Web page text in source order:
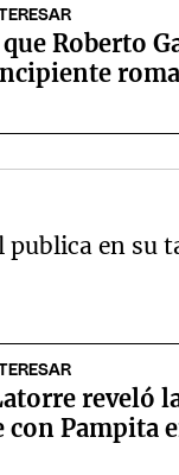
Roberto
en su
reveló
con Pampita